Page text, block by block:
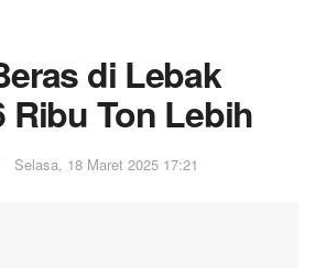
di Lebak
Ribu Ton Lebih
Selasa, 18 Maret 2025 17:21